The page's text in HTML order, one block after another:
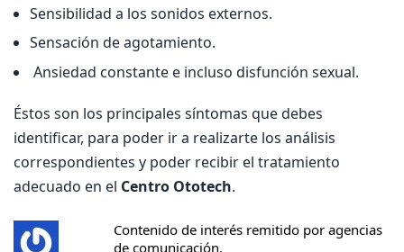
Sensibilidad a los sonidos externos.
Sensación de agotamiento.
Ansiedad constante e incluso disfunción sexual.
Éstos son los principales síntomas que debes
identificar, para poder ir a realizarte los análisis
correspondientes y poder recibir el tratamiento
adecuado en el Centro Ototech.
Contenido de interés remitido por agencias
de comunicación.